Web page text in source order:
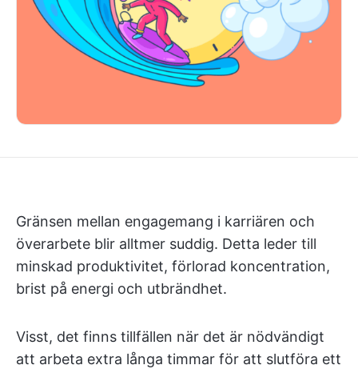
Gränsen mellan engagemang i karriären och
överarbete blir alltmer suddig. Detta leder till
minskad produktivitet, förlorad koncentration,
brist på energi och utbrändhet.
Visst, det finns tillfällen när det är nödvändigt
att arbeta extra långa timmar för att slutföra ett